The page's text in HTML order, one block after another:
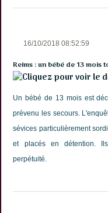
16/10/2018 08:52:59
Reims : un bébé de 13
Un bébé de 13 mois est
prévenu les secours.
sévices particulièrement
et placés en détention.
perpétuité.